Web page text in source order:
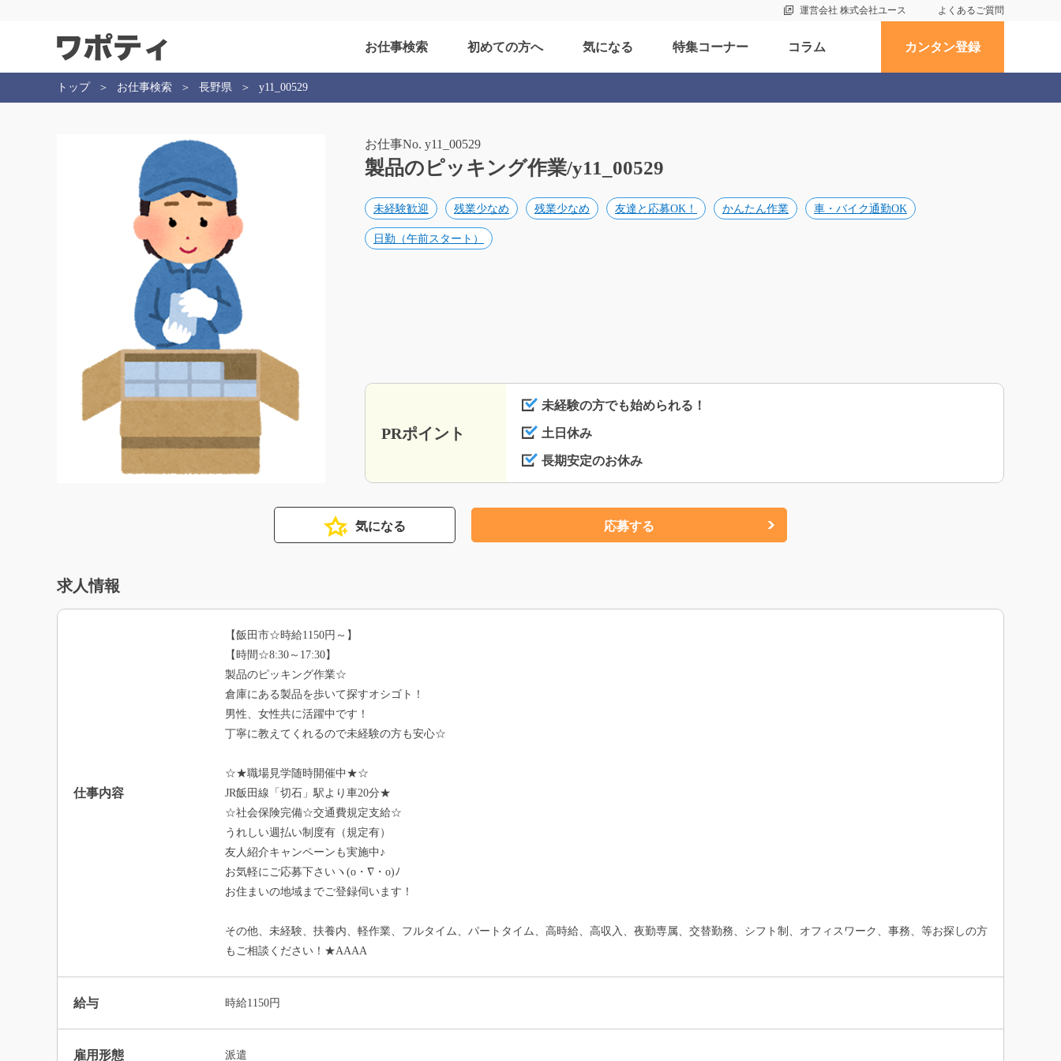
運営会社 株式会社ユース よくあるご質問
お仕事検索 初めての方へ 気になる 特集コーナー コラム カンタン登録
トップ お仕事検索 長野県 y11_00529
お仕事No. y11_00529
製品のピッキング作業/y11_00529
未経験歓迎 残業少なめ 残業少なめ 友達と応募OK！ かんたん作業 車・バイク通勤OK
日勤（午前スタート）
PRポイント
未経験の方でも始められる！
土日休み
長期安定のお休み
気になる 応募する
求人情報
仕事内容
【飯田市☆時給1150円～】
【時間☆8:30～17:30】
製品のピッキング作業☆
倉庫にある製品を歩いて探すオシゴト！
男性、女性共に活躍中です！
丁寧に教えてくれるので未経験の方も安心☆
☆★職場見学随時開催中★☆
JR飯田線「切石」駅より車20分★
☆社会保険完備☆交通費規定支給☆
うれしい週払い制度有（規定有）
友人紹介キャンペーンも実施中♪
お気軽にご応募下さいヽ(o・∇・o)ﾉ
お住まいの地域までご登録伺います！
その他、未経験、扶養内、軽作業、フルタイム、パートタイム、高時給、高収入、夜勤専属、交替勤務、シフト制、オフィスワーク、事務、等お探しの方
もご相談ください！★AAAA
給与 時給1150円
雇用形態 派遣